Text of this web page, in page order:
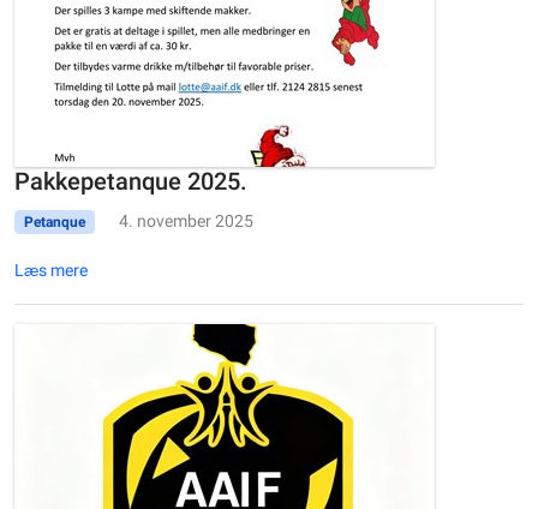
Pakkepetanque 2025.
Petanque 4. november 2025
Læs mere